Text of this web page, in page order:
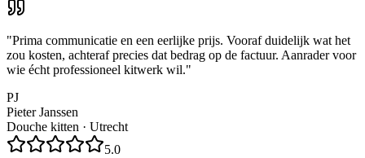
"Prima communicatie en een eerlijke prijs. Vooraf duidelijk wat het
zou kosten, achteraf precies dat bedrag op de factuur. Aanrader voor
wie écht professioneel kitwerk wil."
PJ
Pieter Janssen
Douche kitten · Utrecht
5.0